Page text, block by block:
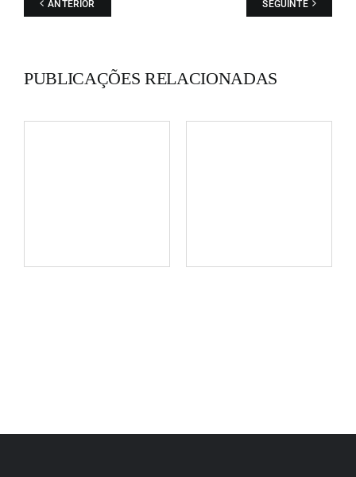
ANTERIOR SEGUINTE
PUBLICAÇÕES RELACIONADAS